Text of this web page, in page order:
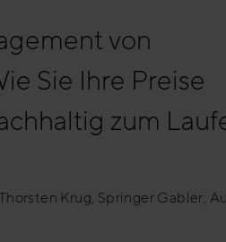
von
Sie Ihre Preise
zum
Krug, Springer Gabler;